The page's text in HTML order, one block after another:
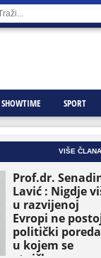
SHOWTIME SPORT
VIŠE
Prof.dr.
Lavić : Nigdje
u razvijenoj
Evropi ne
politički
u kojem se